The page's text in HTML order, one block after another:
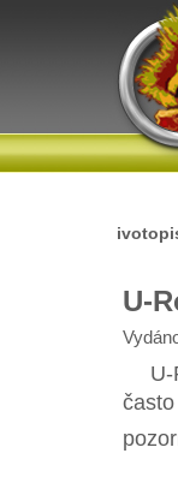
U-
U-